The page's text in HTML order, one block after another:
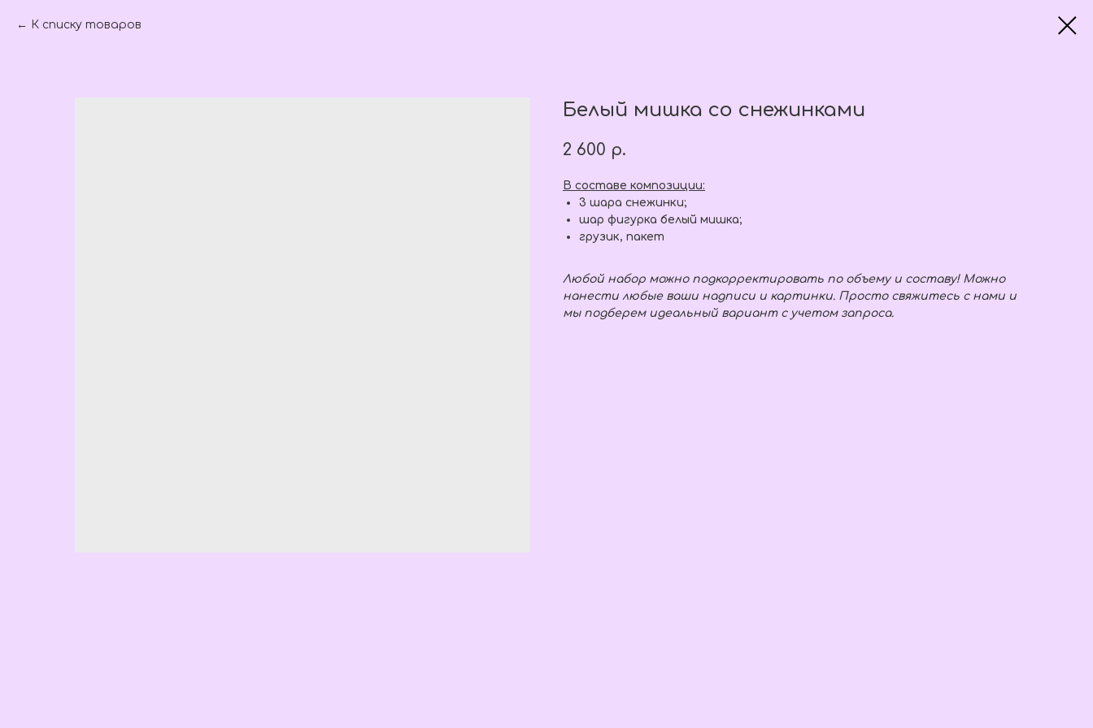
К списку товаров
Белый мишка со снежинками
2 600 р.
В составе композиции:
3 шара снежинки;
шар фигурка белый мишка;
грузик, пакет
Любой набор можно подкорректировать по объему и составу! Можно
нанести любые ваши надписи и картинки. Просто свяжитесь с нами и
мы подберем идеальный вариант с учетом запроса.